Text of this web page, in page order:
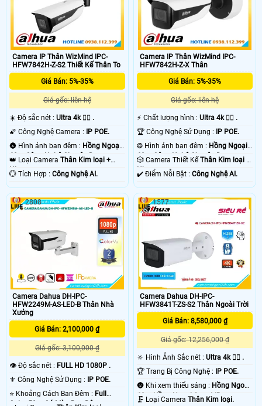
Camera IP Thân WizMind IPC-
HFW7842H-Z-S2 Thiết Kế Thân To
Giá Bán: 5%-35%
Giá gốc: liên hệ
☀️ Độ sắc nét : Ultra 4k 👍🏾 .
🌠 Công Nghệ Camera :
IP POE.
🌚 Hình ảnh ban đêm : Hồng Ngoại
60m Công Nghệ Chuyên Dụng.
👑 Loại Camera Thân Kim loại +
Nhựa.
️💮 Tích Hợp : Công Nghệ AI.
Camera IP Thân WizMind IPC-
HFW7842H-Z-X Thân
Giá Bán: 5%-35%
Giá gốc: liên hệ
️⚡ Chất lượng hình :Ultra 4k 👍🏾 .
🏆 Công Nghệ Sử Dụng :
IP POE.
❂ Hình ảnh ban đêm : Hồng Ngoại
60m Công Nghệ Chuyên Dụng.
🎲 Camera Thiết KếThân Kim loại +
Nhựa.
️✔️ Điểm Nỗi Bật :Công Nghệ AI.
Camera Dahua DH-IPC-
HFW2249M-AS-LED-B Thân Nhà
Xưởng
Giá Bán: 2,100,000 ₫
Giá gốc: 3,100,000 ₫
👁 Độ sắc nét : FULL HD 1080P .
⚜️ Công Nghệ Sử Dụng :
IP POE.
⭐ Khoảng Cách Ban Đêm : Full
Color 50m Có Màu Ban Đêm.
2808
Camera Dahua DH-IPC-
HFW3841T-ZS-S2 Thân Ngoài Trời
Giá Bán: 8,580,000 ₫
Giá gốc: 12,256,000 ₫
🔆 Hình Ảnh Sắc nét :Ultra 4k 👍🏾 .
🏆 Trang Bị Công Nghệ :
IP POE.
🌚 Khi xem thiếu sáng : Hồng Ngoại
60m Hồng Ngoại Smart IR.
🗜️ Loại CameraThân Kim loại.
1577